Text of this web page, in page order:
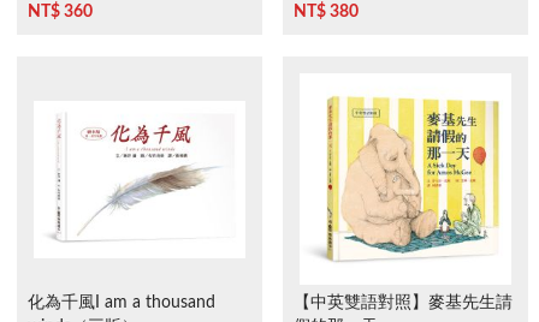
NT$ 360 NT$ 380
化為千風I am a thousand
【中英雙語對照】麥基先生請